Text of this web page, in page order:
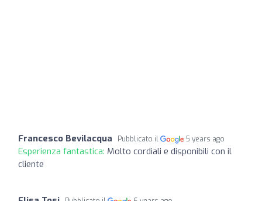
Francesco Bevilacqua Pubblicato il 5 years ago
Esperienza fantastica: Molto cordiali e disponibili con il
cliente